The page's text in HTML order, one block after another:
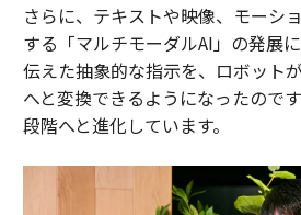
さらに、テキストや映像、モーシ
する「マルチモーダルAI」の発展
伝えた抽象的な指示を、ロボット
へと変換できるようになったので
段階へと進化しています。